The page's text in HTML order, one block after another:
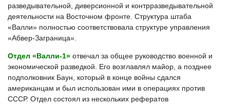
разведывательной, диверсионной и контрразведывательной
деятельности на Восточном фронте. Структура штаба
«Валли» полностью соответствовала структуре управления
«Абвер-Заграница».
Отдел «Валли-1» отвечал за общее руководство военной и
экономической разведкой. Его возглавлял майор, а позднее
подполковник Баун, который в конце войны сдался
американцам и был использован ими в операциях против
СССР. Отдел состоял из нескольких рефератов